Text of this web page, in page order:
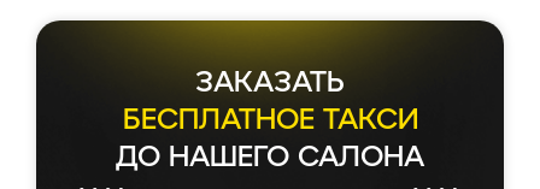
ЗАКАЗАТЬ
БЕСПЛАТНОЕ ТАКСИ
ДО НАШЕГО САЛОНА